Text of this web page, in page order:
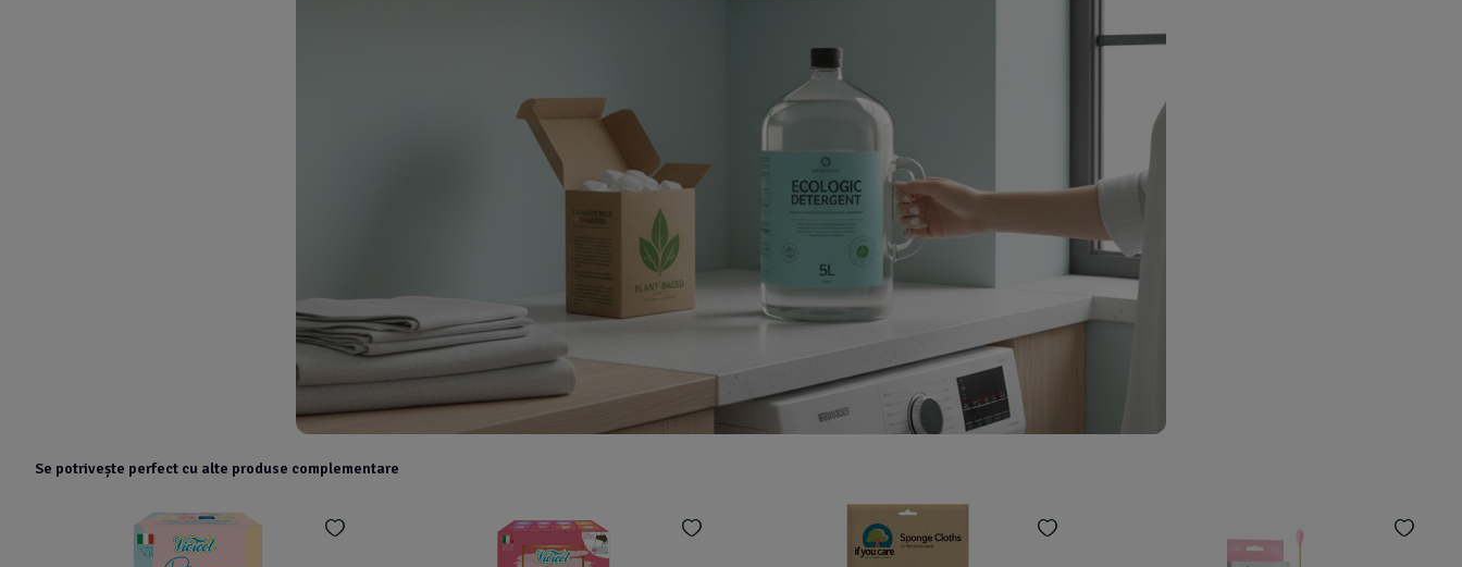
Se potrivește perfect cu alte produse complementare